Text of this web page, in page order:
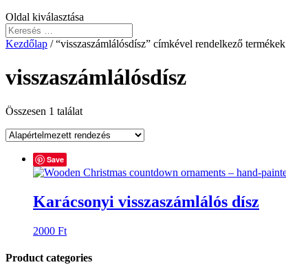
Oldal kiválasztása
Kezdőlap / “visszaszámlálósdísz” címkével rendelkező termékek
visszaszámlálósdísz
Összesen 1 találat
Save
Karácsonyi visszaszámlálós dísz
2000 Ft
Product categories